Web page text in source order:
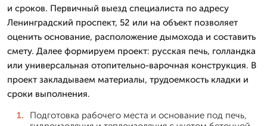
и сроков. Первичный выезд специалиста по адресу
Ленинградский проспект, 52 или на объект позволяет
оценить основание, расположение дымохода и составить
смету. Далее формируем проект: русская печь, голландка
или универсальная отопительно-варочная конструкция. В
проект закладываем материалы, трудоемкость кладки и
сроки выполнения.
Подготовка рабочего места и основание под печь,